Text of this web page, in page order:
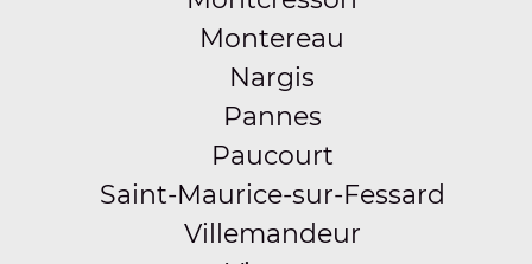
Montereau
Nargis
Pannes
Paucourt
Saint-Maurice-sur-Fessard
Villemandeur